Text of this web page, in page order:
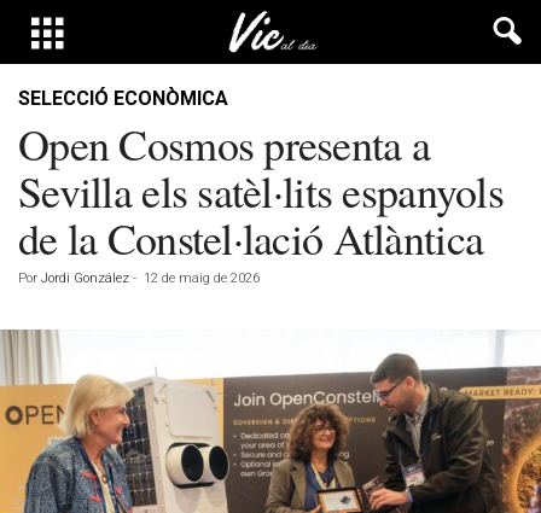
SELECCIÓ ECONÒMICA
Open Cosmos presenta a
Sevilla els satèl·lits espanyols
de la Constel·lació Atlàntica
Por Jordi González - 12 de maig de 2026